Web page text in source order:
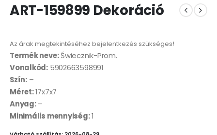
ART-159899 Dekoráció
Az árak megtekintéséhez bejelentkezés szükséges!
Termék neve:Świecznik-Prom.
Vonalkód: 5902663598991
Szín:–
Méret:17x7x7
Anyag:–
Minimális mennyiség:1